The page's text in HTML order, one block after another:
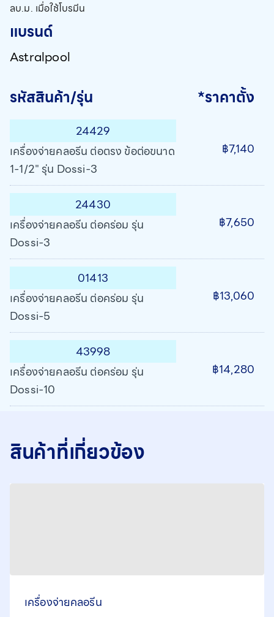
ลบ.ม. เมื่อใช้โบรมีน
แบรนด์
Astralpool
รหัสสินค้า/รุ่น *ราคาตั้ง
24429
เครื่องจ่ายคลอรีน ต่อตรง ข้อต่อขนาด
1-1/2" รุ่น Dossi-3
฿7,140
24430
เครื่องจ่ายคลอรีน ต่อคร่อม รุ่น
Dossi-3
฿7,650
01413
เครื่องจ่ายคลอรีน ต่อคร่อม รุ่น
Dossi-5
฿13,060
43998
เครื่องจ่ายคลอรีน ต่อคร่อม รุ่น
Dossi-10
฿14,280
สินค้าที่เกี่ยวข้อง
เครื่องจ่ายคลอรีน